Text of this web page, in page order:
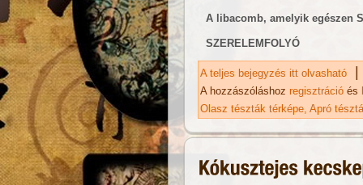
A libacomb, amelyik egészen
SZERELEMFOLYÓ
A teljes bejegyzés itt olvasható |
A hozzászóláshoz regisztráció és
Olasz tészták térképe Apró